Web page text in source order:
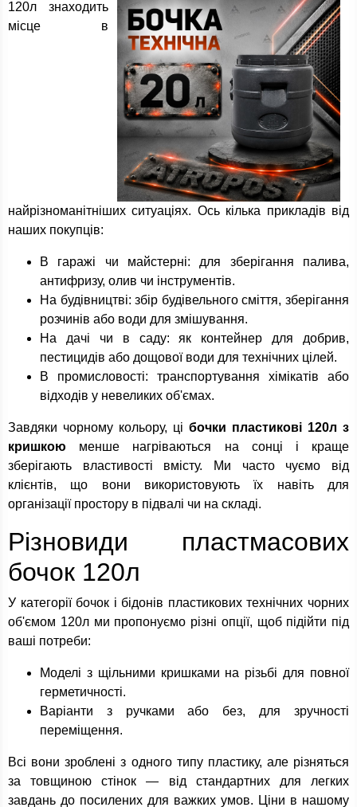
120л знаходить
місце в
найрізноманітніших ситуаціях. Ось кілька прикладів від
наших покупців:
В гаражі чи майстерні: для зберігання палива,
антифризу, олив чи інструментів.
На будівництві: збір будівельного сміття, зберігання
розчинів або води для змішування.
На дачі чи в саду: як контейнер для добрив,
пестицидів або дощової води для технічних цілей.
В промисловості: транспортування хімікатів або
відходів у невеликих об'ємах.
Завдяки чорному кольору, ці бочки пластикові 120л з
кришкою менше нагріваються на сонці і краще
зберігають властивості вмісту. Ми часто чуємо від
клієнтів, що вони використовують їх навіть для
організації простору в підвалі чи на складі.
Різновиди пластмасових
бочок 120л
У категорії бочок і бідонів пластикових технічних чорних
об'ємом 120л ми пропонуємо різні опції, щоб підійти під
ваші потреби:
Моделі з щільними кришками на різьбі для повної
герметичності.
Варіанти з ручками або без, для зручності
переміщення.
Всі вони зроблені з одного типу пластику, але різняться
за товщиною стінок — від стандартних для легких
завдань до посилених для важких умов. Ціни в нашому